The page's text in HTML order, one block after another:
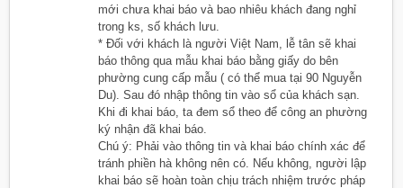
mới chưa khai báo và bao nhiêu khách đang nghỉ
trong ks, số khách lưu.
* Đối với khách là người Việt Nam, lễ tân sẽ khai
báo thông qua mẫu khai báo bằng giấy do bên
phường cung cấp mẫu ( có thể mua tại 90 Nguyễn
Du). Sau đó nhập thông tin vào sổ của khách sạn.
Khi đi khai báo, ta đem sổ theo để công an phường
ký nhận đã khai báo.
Chú ý: Phải vào thông tin và khai báo chính xác để
tránh phiền hà không nên có. Nếu không, người lập
khai báo sẽ hoàn toàn chịu trách nhiệm trước pháp